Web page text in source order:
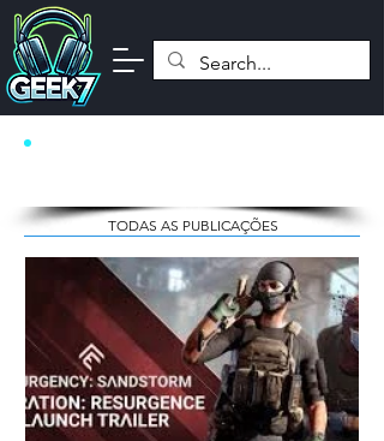
TODAS AS PUBLICAÇÕES